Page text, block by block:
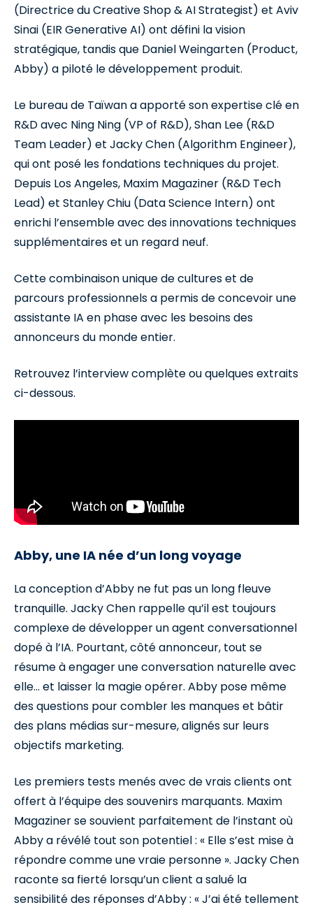
(Directrice du Creative Shop & AI Strategist) et Aviv
Sinai (EIR Generative AI) ont défini la vision
stratégique, tandis que Daniel Weingarten (Product,
Abby) a piloté le développement produit.
Le bureau de Taïwan a apporté son expertise clé en
R&D avec Ning Ning (VP of R&D), Shan Lee (R&D
Team Leader) et Jacky Chen (Algorithm Engineer),
qui ont posé les fondations techniques du projet.
Depuis Los Angeles, Maxim Magaziner (R&D Tech
Lead) et Stanley Chiu (Data Science Intern) ont
enrichi l’ensemble avec des innovations techniques
supplémentaires et un regard neuf.
Cette combinaison unique de cultures et de
parcours professionnels a permis de concevoir une
assistante IA en phase avec les besoins des
annonceurs du monde entier.
Retrouvez l’interview complète ou quelques extraits
ci-dessous.
Abby, une IA née d’un long voyage
La conception d’Abby ne fut pas un long fleuve
tranquille. Jacky Chen rappelle qu’il est toujours
complexe de développer un agent conversationnel
dopé à l’IA. Pourtant, côté annonceur, tout se
résume à engager une conversation naturelle avec
elle… et laisser la magie opérer. Abby pose même
des questions pour combler les manques et bâtir
des plans médias sur-mesure, alignés sur leurs
objectifs marketing.
Les premiers tests menés avec de vrais clients ont
offert à l’équipe des souvenirs marquants. Maxim
Magaziner se souvient parfaitement de l’instant où
Abby a révélé tout son potentiel : « Elle s’est mise à
répondre comme une vraie personne ». Jacky Chen
raconte sa fierté lorsqu’un client a salué la
sensibilité des réponses d’Abby : « J’ai été tellement